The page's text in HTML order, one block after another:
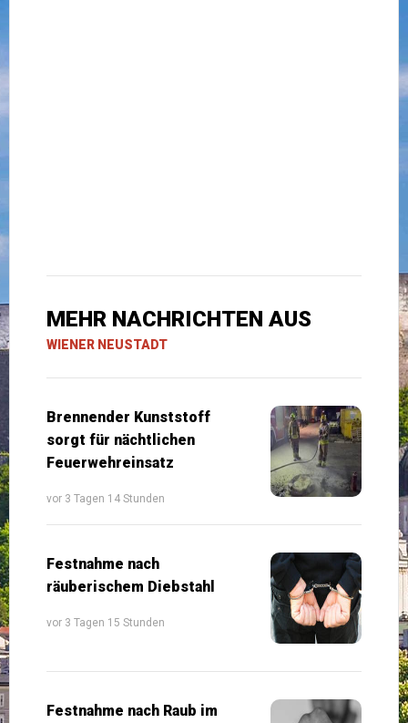
MEHR NACHRICHTEN AUS
WIENER NEUSTADT
Brennender Kunststoff
sorgt für nächtlichen
Feuerwehreinsatz
vor 3 Tagen 14 Stunden
Festnahme nach
räuberischem Diebstahl
vor 3 Tagen 15 Stunden
Festnahme nach Raub im